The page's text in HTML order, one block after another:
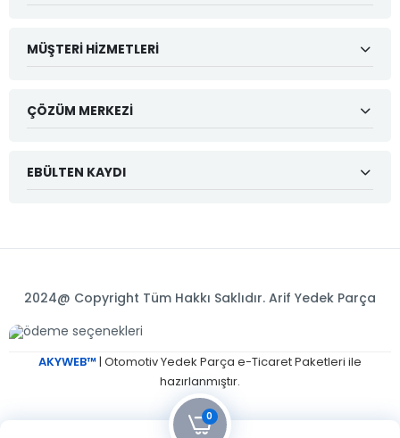
MÜŞTERI HIZMETLERI
ÇÖZÜM MERKEZI
EBÜLTEN KAYDI
2024@ Copyright Tüm Hakkı Saklıdır. Arif Yedek Parça
AKYWEB™| Otomotiv Yedek Parça e-Ticaret Paketleri ile
hazırlanmıştır.
0